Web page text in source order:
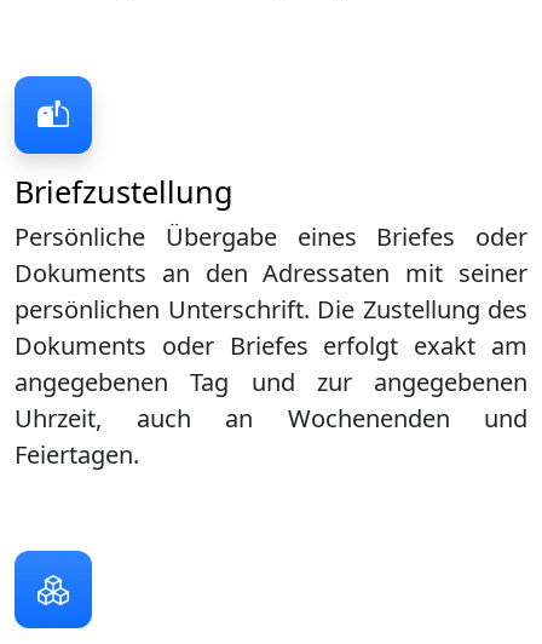
Briefzustellung
Persönliche Übergabe eines Briefes oder
Dokuments an den Adressaten mit seiner
persönlichen Unterschrift. Die Zustellung des
Dokuments oder Briefes erfolgt exakt am
angegebenen Tag und zur angegebenen
Uhrzeit, auch an Wochenenden und
Feiertagen.